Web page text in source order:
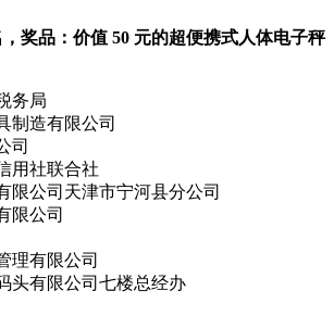
奖品：价值 50 元的超便携式人体电子秤
务局
制造有限公司
司
用社联合社
限公司天津市宁河县分公司
限公司
理有限公司
头有限公司七楼总经办